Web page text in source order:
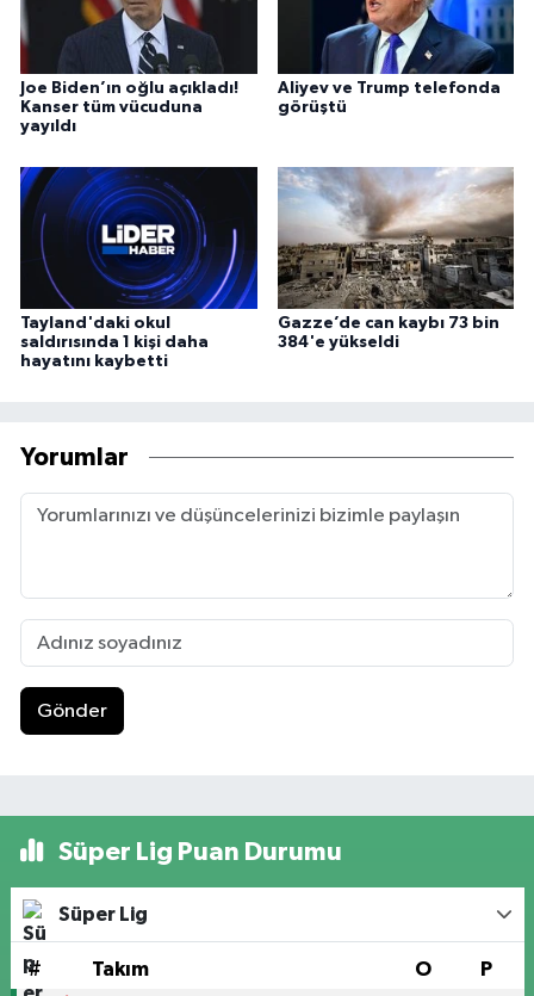
Joe Biden’ın oğlu açıkladı!
Kanser tüm vücuduna
yayıldı
Aliyev ve Trump telefonda
görüştü
Tayland'daki okul
saldırısında 1 kişi daha
hayatını kaybetti
Gazze’de can kaybı 73 bin
384'e yükseldi
Yorumlar
Gönder
Süper Lig Puan Durumu
Süper Lig
# Takım O P